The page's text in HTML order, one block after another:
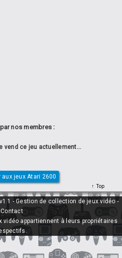
nos membres :
vend ce jeu actuellement...
aux jeux Atari 2600
Top
- Gestion de collection de jeux vidéo -
Contact
appartiennent à leurs propriétaires